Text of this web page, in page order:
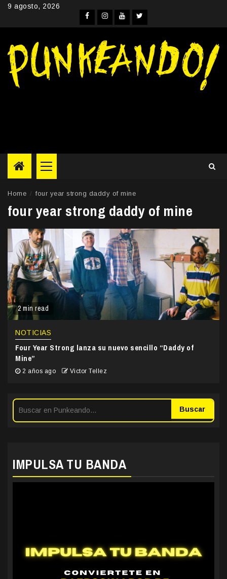
Skip9 agosto, 2026
Facebook
Instagram
YouTube
Twitter
Primary
Menu
Home four year strong daddy of mine
four year strong daddy of mine
2 min read
NOTICIAS
Four Year Strong lanza su nuevo sencillo “Daddy of
Mine”
2 años ago Victor Tellez
Buscar
IMPULSA TU BANDA